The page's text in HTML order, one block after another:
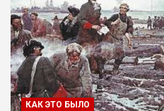
КАК ЭТО БЫЛО